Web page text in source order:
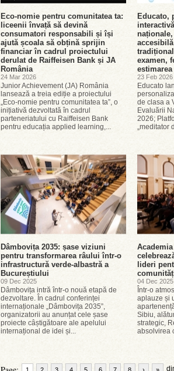
Eco-nomie pentru comunitatea ta:
liceenii învață să devină
consumatori responsabili și își
ajută școala să obțină sprijin
financiar în cadrul proiectului
derulat de Raiffeisen Bank și JA
România
24 Mar 2026
Junior Achievement (JA) România
lansează a treia ediție a proiectului
„Eco-nomie pentru comunitatea ta”, o
inițiativă dezvoltată în cadrul
parteneriatului cu Raiffeisen Bank
pentru educația applied learning,...
Educato,
examen,
23 Feb 2026
Educato
de clasa a
Evaluării
2026;
„meditator
Dâmbovița 2035: șase viziuni
pentru transformarea râului într-o
infrastructură verde-albastră a
Bucureștiului
09 Dec 2025
Dâmbovița intră într-o nouă etapă de
dezvoltare. În cadrul conferinței
internaționale „Dâmbovița 2035”,
organizatorii au anunțat cele șase
proiecte câștigătoare ale apelului
internațional de idei și...
lideri
04 Dec 2025
Într-o
aplauze și
Sibiu,
strategic,
absolvirea